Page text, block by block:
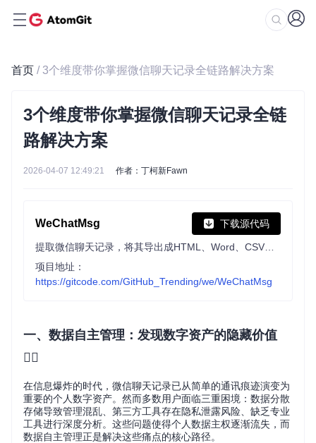
首页 / 3个维度带你掌握微信聊天记录全链路解决方案
3个维度带你掌握微信聊天记录全链
路解决方案
2026-04-07 12:49:21 作者：丁柯新Fawn
WeChatMsg 下载源代码
项目地址：
https://gitcode.com/GitHub_Trending/we/WeChatMsg
一、数据自主管理：发现数字资产的隐藏价值
🕵️‍♂️
在信息爆炸的时代，微信聊天记录已从简单的通讯痕迹演变为
重要的个人数字资产。然而多数用户面临三重困境：数据分散
存储导致管理混乱、第三方工具存在隐私泄露风险、缺乏专业
工具进行深度分析。这些问题使得个人数据主权逐渐流失，而
数据自主管理正是解决这些痛点的核心路径。